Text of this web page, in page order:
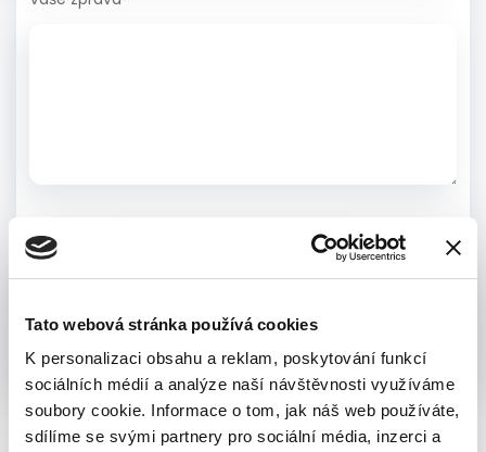
Tato webová stránka používá cookies
K personalizaci obsahu a reklam, poskytování funkcí
sociálních médií a analýze naší návštěvnosti využíváme
soubory cookie. Informace o tom, jak náš web používáte,
sdílíme se svými partnery pro sociální média, inzerci a